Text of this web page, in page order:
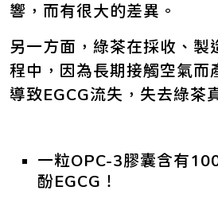
響，而有很大的差異。
另一方面，綠茶在採收、製
程中，因為長期接觸空氣而
導致EGCG流失，失去綠茶
一粒OPC-3膠囊含有
酚EGCG！